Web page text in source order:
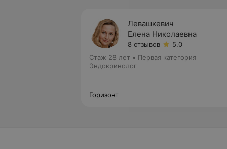
Левашкевич
Елена Николаевна
8 отзывов
5.0
Стаж 28 лет • Первая категория
Эндокринолог
Горизонт